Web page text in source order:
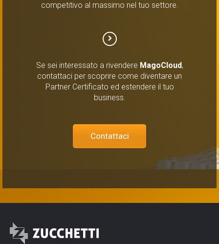
competitivo al massimo nel tuo settore.
Se sei interessato a rivendere MagoCloud,
contattaci per scoprire come diventare un
Partner Certificato ed estendere il tuo
business.
Contattaci